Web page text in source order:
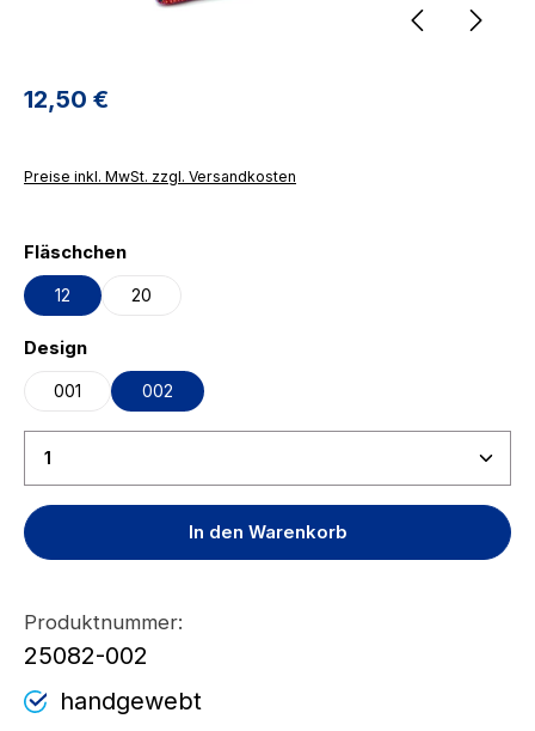
Regulärer Preis:
12,50 €
Preise inkl. MwSt. zzgl. Versandkosten
Fläschchenauswählen
12 20
Designauswählen
001 002
Produkt Anzahl: Gib den gewünschten Wert ein
In den Warenkorb
Produktnummer:
25082-002
handgewebt